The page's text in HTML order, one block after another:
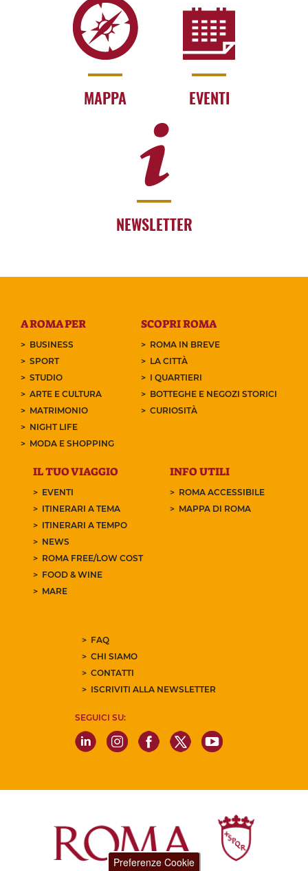
MAPPA EVENTI
NEWSLETTER
A ROMA PER
BUSINESS
SPORT
STUDIO
ARTE E CULTURA
MATRIMONIO
NIGHT LIFE
MODA E SHOPPING
SCOPRI ROMA
ROMA IN BREVE
LA CITTÀ
I QUARTIERI
BOTTEGHE E NEGOZI STORICI
CURIOSITÀ
IL TUO VIAGGIO
EVENTI
ITINERARI A TEMA
ITINERARI A TEMPO
NEWS
ROMA FREE/LOW COST
FOOD & WINE
MARE
INFO UTILI
ROMA ACCESSIBILE
MAPPA DI ROMA
FAQ
CHI SIAMO
CONTATTI
ISCRIVITI ALLA NEWSLETTER
SEGUICI SU:
Preferenze Cookie